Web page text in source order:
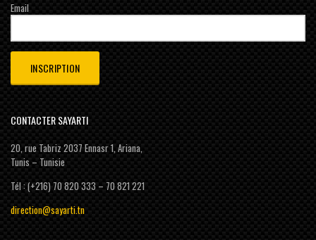
Email
CONTACTER SAYARTI
20, rue Tabriz 2037 Ennasr 1, Ariana,
Tunis – Tunisie
Tél : (+216) 70 820 333 – 70 821 221
direction@sayarti.tn